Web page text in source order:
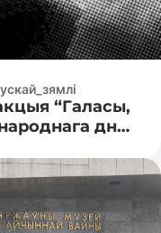
“Галасы,
дня